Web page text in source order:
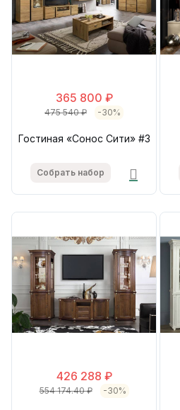
365 800 ₽
475 540 ₽ -30%
Гостиная «Сонос Сити» #3
Собрать набор
426 288 ₽
554 174.40 ₽ -30%